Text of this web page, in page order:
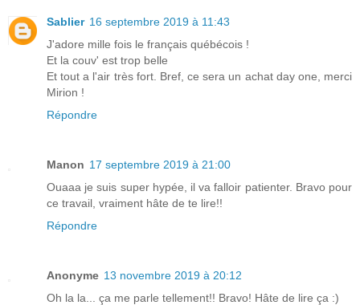
Sablier 16 septembre 2019 à 11:43
J'adore mille fois le français québécois !
Et la couv' est trop belle
Et tout a l'air très fort. Bref, ce sera un achat day one, merci
Mirion !
Répondre
Manon 17 septembre 2019 à 21:00
Ouaaa je suis super hypée, il va falloir patienter. Bravo pour
ce travail, vraiment hâte de te lire!!
Répondre
Anonyme 13 novembre 2019 à 20:12
Oh la la... ça me parle tellement!! Bravo! Hâte de lire ça :)